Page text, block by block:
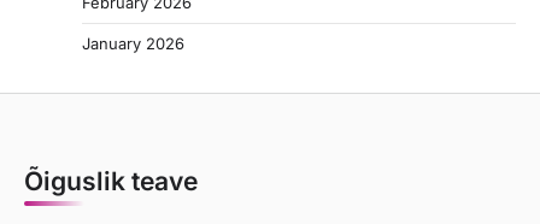
January 2026
Õiguslik teave